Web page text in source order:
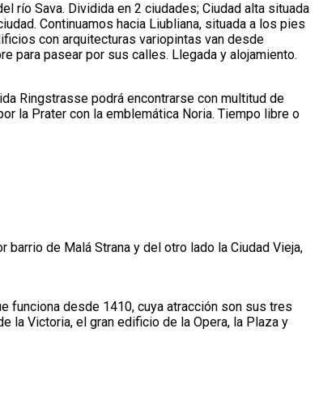
río Sava. Dividida en 2 ciudades; Ciudad alta situada
Continuamos hacia Liubliana, situada a los pies
con arquitecturas variopintas van desde
para pasear por sus calles. Llegada y alojamiento.
Ringstrasse podrá encontrarse con multitud de
la Prater con la emblemática Noria. Tiempo libre o
de Malá Strana y del otro lado la Ciudad Vieja,
funciona desde 1410, cuya atracción son sus tres
la Victoria, el gran edificio de la Opera, la Plaza y